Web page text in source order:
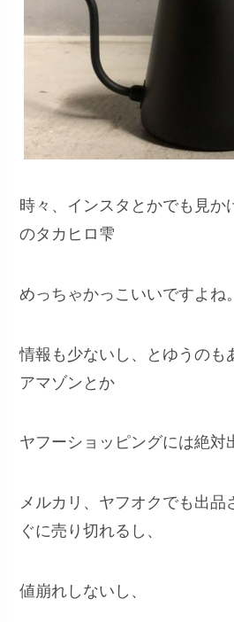
時々、インスタとかでも見か
のタカヒロ雫
めっちゃかっこいいですよね。
情報も少ないし、とゆうのも
アマゾンとか
ヤフーショッピングには絶対
メルカリ、ヤフオクでも出品
ぐに売り切れるし、
値崩れしないし、